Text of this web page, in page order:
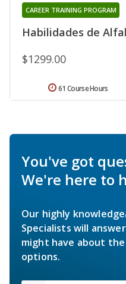
Habilidades de
CAREER TRAINING PROGRAM
$1299.00
61 Course Hours
You've got
We're here to
Our highly
Specialists will
might have about
options.